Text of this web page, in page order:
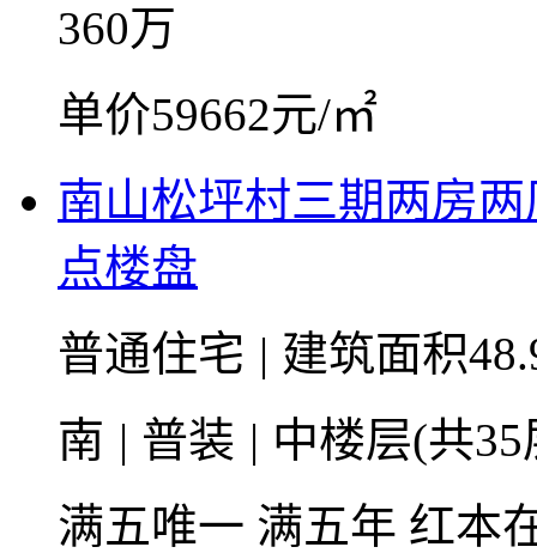
360万
单价59662元/㎡
南山松坪村三期两房
点楼盘
普通住宅 | 建筑面积
南 | 普装 | 中楼层(共
满五唯一 满五年 红本